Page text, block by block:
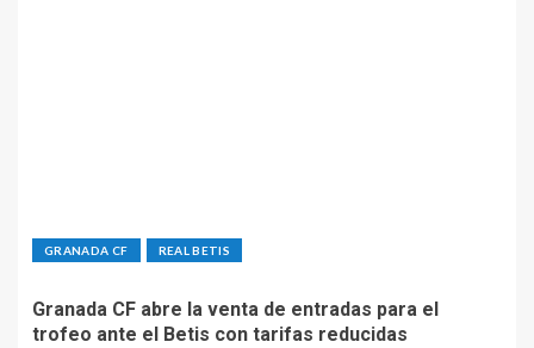
GRANADA CF REAL BETIS
Granada CF abre la venta de entradas para el
trofeo ante el Betis con tarifas reducidas